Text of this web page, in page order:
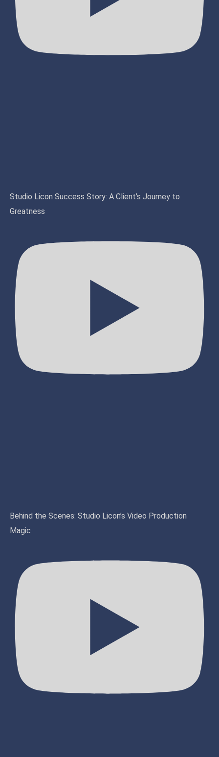
Studio Licon Success Story: A Client’s Journey to
Greatness
Behind the Scenes: Studio Licon’s Video Production
Magic